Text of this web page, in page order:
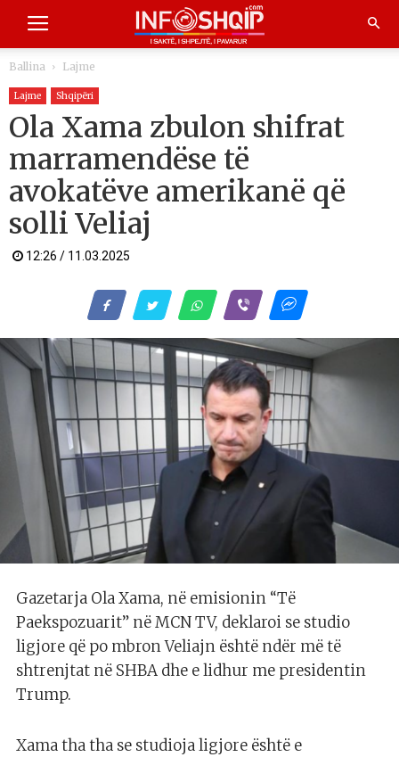
Ballina Lajme
Lajme Shqipëri
Ola Xama zbulon shifrat
marramendëse të
avokatëve amerikanë që
solli Veliaj
12:26 / 11.03.2025
Gazetarja Ola Xama, në emisionin “Të
Paekspozuarit” në MCN TV, deklaroi se studio
ligjore që po mbron Veliajn është ndër më të
shtrenjtat në SHBA dhe e lidhur me presidentin
Trump.
Xama tha tha se studioja ligjore është e